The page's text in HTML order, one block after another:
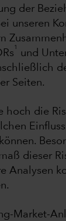
der
unseren
1
und
Seiten.
hoch die
dieser
Analysen
Market-